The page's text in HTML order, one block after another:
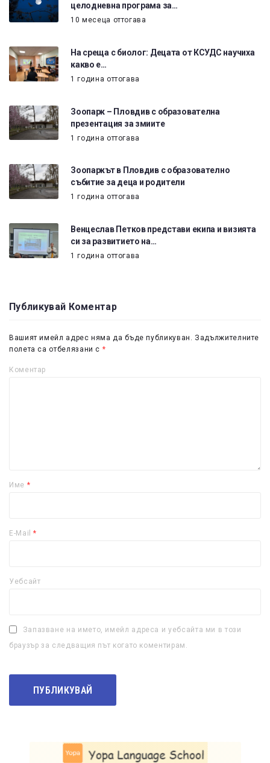
целодневна програма за…
10 месеца оттогава
На среща с биолог: Децата от КСУДС научиха
какво е…
1 година оттогава
Зоопарк – Пловдив с образователна
презентация за змиите
1 година оттогава
Зоопаркът в Пловдив с образователно
събитие за деца и родители
1 година оттогава
Венцеслав Петков представи екипа и визията
си за развитието на…
1 година оттогава
Публикувай Коментар
Вашият имейл адрес няма да бъде публикуван. Задължителните
полета са отбелязани с *
Коментар
Име *
E-Mail*
Уебсайт
Запазване на името, имейл адреса и уебсайта ми в този
браузър за следващия път когато коментирам.